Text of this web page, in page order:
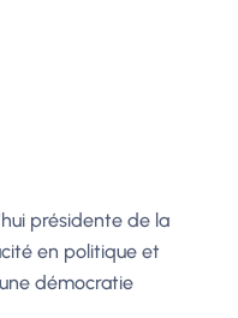
présidente de la
en politique et
démocratie